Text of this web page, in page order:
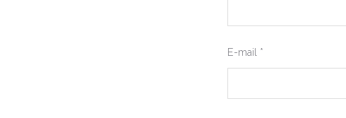
E-mail *